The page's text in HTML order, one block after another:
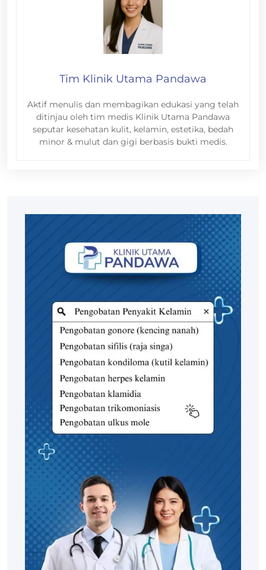
Tim Klinik Utama Pandawa
Aktif menulis dan membagikan edukasi yang telah
ditinjau oleh tim medis Klinik Utama Pandawa
seputar kesehatan kulit, kelamin, estetika, bedah
minor & mulut dan gigi berbasis bukti medis.